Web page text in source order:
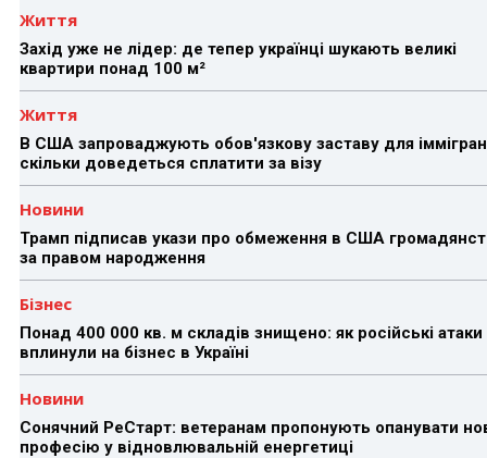
Життя
Захід уже не лідер: де тепер українці шукають великі
квартири понад 100 м²
Життя
В США запроваджують обов'язкову заставу для
скільки доведеться сплатити за візу
Новини
Трамп підписав укази про обмеження в США
за правом народження
Бізнес
Понад 400 000 кв. м складів знищено: як російські атаки
вплинули на бізнес в Україні
Новини
Сонячний РеСтарт: ветеранам пропонують опанувати
професію у відновлювальній енергетиці